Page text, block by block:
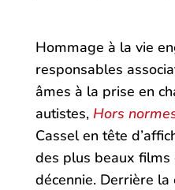
Hommage à la vie
responsables
âmes à la prise en
autistes, Hors
Cassel en tête
des plus beaux films
décennie. Derrière la